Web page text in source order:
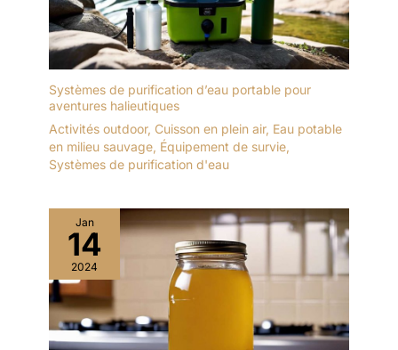
Systèmes de purification d’eau portable pour
aventures halieutiques
Activités outdoor, Cuisson en plein air, Eau potable
en milieu sauvage, Équipement de survie,
Systèmes de purification d'eau
Jan
14
2024